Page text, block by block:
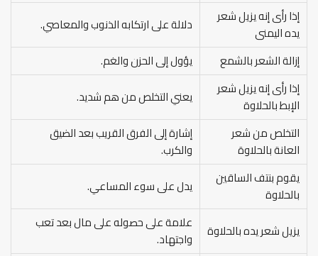
إذا رأى إنه يزيل شعر
يده اليمنى
دلالة على ارتكابه الذنوب والمعاصي.
إزالة الشعر بالشمع
يؤول إلى الحزن والغم.
إذا رأى إنه يزيل شعر
الإبط بالحلاوة
يعني التخلص من هم شديد.
التخلص من شعر
العانة بالحلاوة
إشارة إلى الفرق القريب بعد الضيق
والكرب.
يقوم بنتف الساقين
بالحلاوة
يدل على سوء المساعي.
يزيل شعر يده بالحلاوة
علامة على حصوله على مال بعد تعب
واجتهاد.